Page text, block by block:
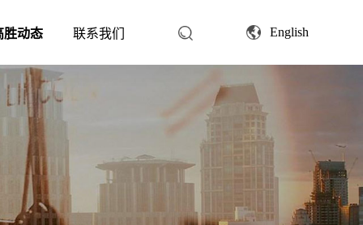
胜动态 联系我们 English